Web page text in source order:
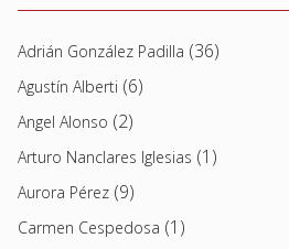
Adrián González Padilla (36)
Agustín Alberti (6)
Angel Alonso (2)
Arturo Nanclares Iglesias (1)
Aurora Pérez (9)
Carmen Cespedosa (1)